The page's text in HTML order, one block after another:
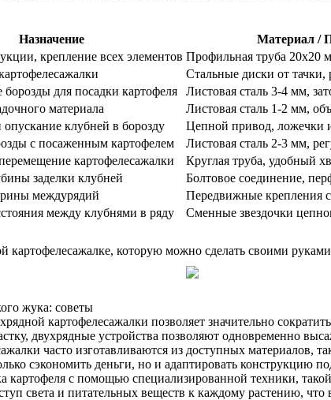
Назначение
Материал /
крепление всех элементов Профильная труба 20х20
Стальные диски от
для посадки картофеля
Листовая сталь 3-4 мм,
материала
Листовая сталь 1-2 мм,
клубней в борозду
Цепной привод, ложечки
с посаженным картофелем
Листовая сталь 2-3 мм,
картофелесажалки
Круглая труба, удобный
заделки клубней
Болтовое соединение,
междурядий
Передвижные крепления
между клубнями в ряду Сменные звездочки
картофелесажалке, которую можно сделать своими
жука: советы
картофелесажалки позволяет значительно
двухрядные устройства позволяют одновременно
часто изготавливаются из доступных материалов,
сэкономить деньги, но и адаптировать конструкцию
картофеля с помощью специализированной техники,
света и питательных веществ к каждому растению,